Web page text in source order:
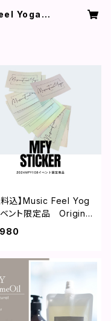
Yogaオ
料込】Music Feel Yog
ント限定品 Original
グラムステッカー 3
ット